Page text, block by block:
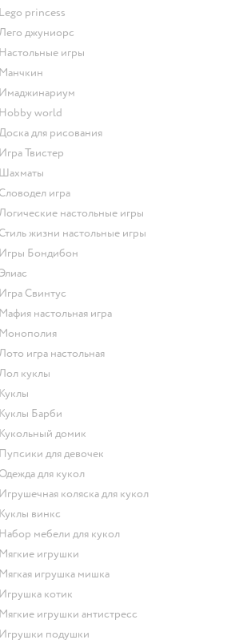
Lego princess
Лего джуниорс
Настольные игры
Манчкин
Имаджинариум
Hobby world
Доска для рисования
Игра Твистер
Шахматы
Словодел игра
Логические настольные игры
Стиль жизни настольные игры
Игры Бондибон
Элиас
Игра Свинтус
Мафия настольная игра
Монополия
Лото игра настольная
Лол куклы
Куклы
Куклы Барби
Кукольный домик
Пупсики для девочек
Одежда для кукол
Игрушечная коляска для кукол
Куклы винкс
Набор мебели для кукол
Мягкие игрушки
Мягкая игрушка мишка
Игрушка котик
Мягкие игрушки антистресс
Игрушки подушки